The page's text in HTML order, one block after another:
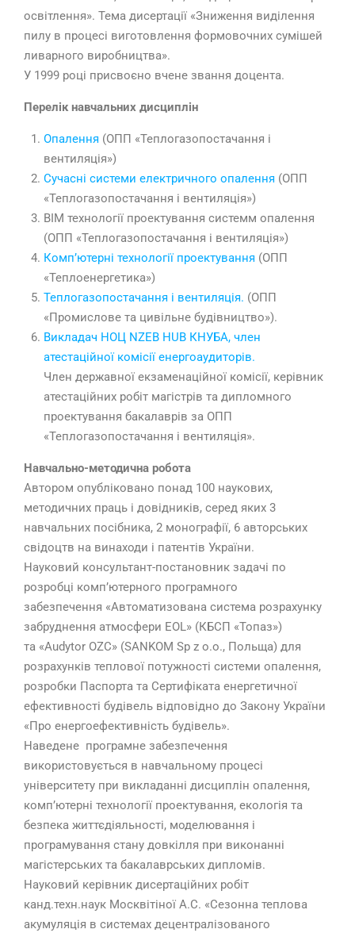
освітлення». Тема дисертації «Зниження виділення
пилу в процесі виготовлення формовочних сумішей
ливарного виробництва».
У 1999 році присвоєно вчене звання доцента.
Перелік навчальних дисциплін
Опалення (ОПП «Теплогазопостачання і
вентиляція»)
Сучасні системи електричного опалення (ОПП
«Теплогазопостачання і вентиляція»)
BIM технології проектування системм опалення
(ОПП «Теплогазопостачання і вентиляція»)
Комп’ютерні технології проектування (ОПП
«Теплоенергетика»)
Теплогазопостачання і вентиляція. (ОПП
«Промислове та цивільне будівництво»).
Викладач НОЦ NZEB HUB КНУБА, член
атестаційної комісії енергоаудиторів.
Член державної екзаменаційної комісії, керівник
атестаційних робіт магістрів та дипломного
проектування бакалаврів за ОПП
«Теплогазопостачання і вентиляція».
Навчально-методична робота
Автором опубліковано понад 100 наукових,
методичних праць і довідників, серед яких 3
навчальних посібника, 2 монографії, 6 авторських
свідоцтв на винаходи і патентів України.
Науковий консультант-постановник задачі по
розробці комп’ютерного програмного
забезпечення «Автоматизована система розрахунку
забруднення атмосфери EOL» (КБСП «Топаз»)
та «Audytor OZC» (SANKOM Sp z o.o., Польща) для
розрахунків теплової потужності системи опалення,
розробки Паспорта та Сертифіката енергетичної
ефективності будівель відповідно до Закону України
«Про енергоефективність будівель».
Наведене програмне забезпечення
використовується в навчальному процесі
університету при викладанні дисциплін опалення,
комп’ютерні технології проектування, екологія та
безпека життєдіяльності, моделювання і
програмування стану довкілля при виконанні
магістерських та бакалаврських дипломів.
Науковий керівник дисертаційних робіт
канд.техн.наук Москвітіної А.С. «Сезонна теплова
акумуляція в системах децентралізованого